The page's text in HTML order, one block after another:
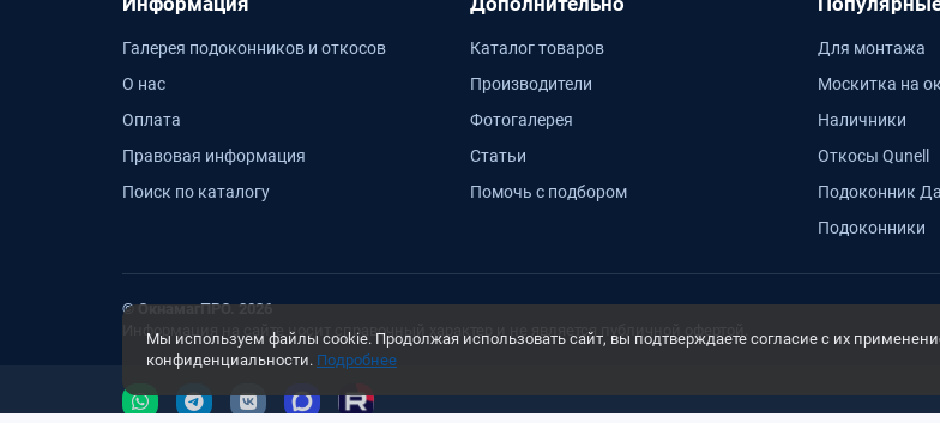
Мы используем файлы cookie. Продолжая использовать сайт, вы подтверждаете согласие с их
конфиденциальности. Подробнее
Галерея подоконников и откосов
О нас
Оплата
Правовая информация
Поиск по каталогу
Каталог товаров
Производители
Фотогалерея
Статьи
Помочь с подбором
Для монтажа
Москитка на
Наличники
Откосы Qunell
Подоконник
Подоконники
© ОкнамагПРО. 2026
Информация на сайте носит справочный характер и не является публичной офертой.